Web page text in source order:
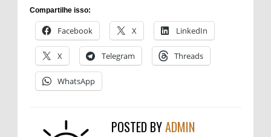
Compartilhe isso:
Facebook X LinkedIn
X Telegram Threads
WhatsApp
POSTED BYADMIN